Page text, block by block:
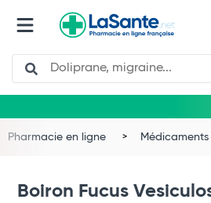
Search
Pharmacie en ligne
Boiron Fucus